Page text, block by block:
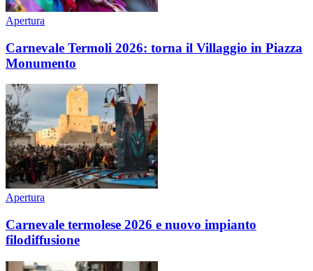
Apertura
Carnevale Termoli 2026: torna il Villaggio in Piazza
Monumento
Apertura
Carnevale termolese 2026 e nuovo impianto
filodiffusione